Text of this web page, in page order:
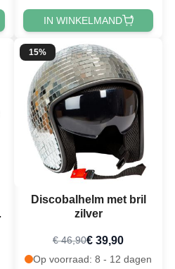
IN WINKELMAND
15%
Discobalhelm met bril
zilver
€ 46,90€ 39,90
Op voorraad: 8 - 12 dagen